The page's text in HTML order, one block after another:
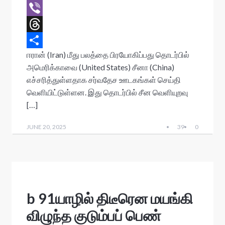
t
s
A
p
p
c
e
b
o
o
k
w
t
e
r
E
m
a
i
l
V
b
e
r
T
h
r
e
a
s
S
h
a
r
ஈரான் (Iran) மீது பலத்தை பிரயோகிப்பது தொடர்பில்
அமெரிக்காவை (United States) சீனா (China)
எச்சரித்துள்ளதாக சர்வதேச ஊடகங்கள் செய்தி
வெளியிட்டுள்ளன. இது தொடர்பில் சீன வெளியுறவு
[…]
JUNE 20, 2025 39 0
b 91யாழில் திடீரென மயங்கி
விழுந்த குடும்பப் பெண்